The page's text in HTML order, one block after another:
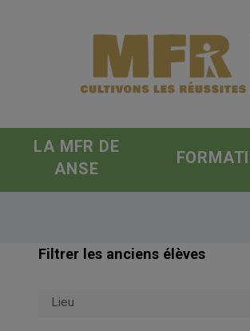
LA MFR DE
ANSE
Filtrer les anciens élèves